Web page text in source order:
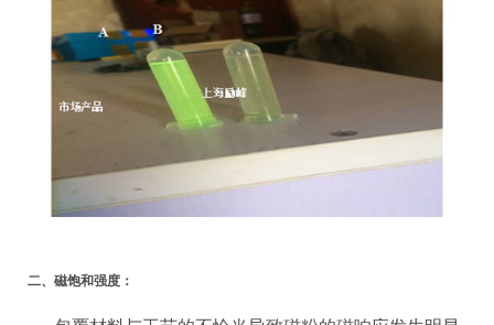
二、磁饱和强度：